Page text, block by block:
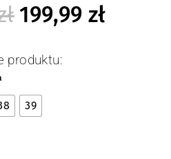
199,99zł
produktu:
39